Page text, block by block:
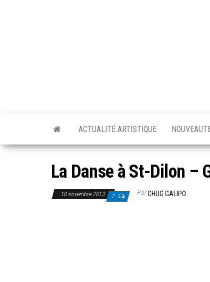
ACTUALITÉ ARTISTIQUE
La Danse à St-Dilon –
10 novembre 2013 2 ParCHUG GALIPO